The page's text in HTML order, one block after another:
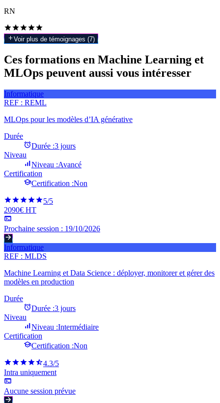
RN
Voir plus de témoignages (7)
Ces formations en Machine Learning et
MLOps peuvent aussi vous intéresser
Informatique
REF : REML
MLOps pour les modèles d’IA générative
Durée
Durée :3 jours
Niveau
Niveau :Avancé
Certification
Certification :Non
5/5
2090€ HT
Prochaine session : 19/10/2026
Informatique
REF : MLDS
Machine Learning et Data Science : déployer, monitorer et gérer des
modèles en production
Durée
Durée :3 jours
Niveau
Niveau :Intermédiaire
Certification
Certification :Non
4.3/5
Intra uniquement
Aucune session prévue